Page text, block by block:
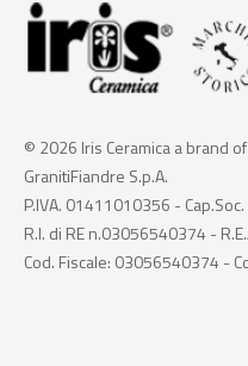
© 2026 Iris Ceramica a brand
GranitiFiandre S.p.A.
P.IVA. 01411010356 -
R.I. di RE n.03056540374 -
Cod. Fiscale: 03056540374 -